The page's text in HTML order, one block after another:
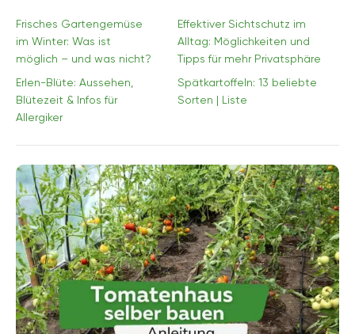
Frisches Gartengemüse
im Winter: Was ist
möglich – und was nicht?
Effektiver Sichtschutz im
Alltag: Möglichkeiten und
Tipps für mehr Privatsphäre
Erlen-Blüte: Aussehen,
Blütezeit & Infos für
Allergiker
Spätkartoffeln: 13 beliebte
Sorten | Liste